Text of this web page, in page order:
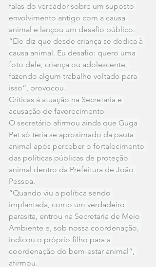
falas do vereador sobre um suposto
envolvimento antigo com a causa
animal e lançou um desafio público.
“Ele diz que desde criança se dedica à
causa animal. Eu desafio: quero uma
foto dele, criança ou adolescente,
fazendo algum trabalho voltado para
isso”, provocou.
Críticas à atuação na Secretaria e
acusação de favorecimento
O secretário afirmou ainda que Guga
Pet só teria se aproximado da pauta
animal após perceber o fortalecimento
das políticas públicas de proteção
animal dentro da Prefeitura de João
Pessoa.
“Quando viu a política sendo
implantada, como um verdadeiro
parasita, entrou na Secretaria de Meio
Ambiente e, sob nossa coordenação,
indicou o próprio filho para a
coordenação do bem-estar animal”,
afirmou.